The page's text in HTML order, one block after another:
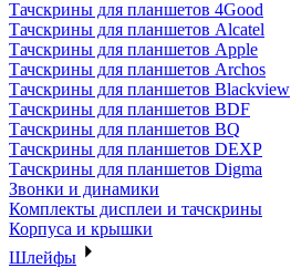
Тачскрины для планшетов 4Good
Тачскрины для планшетов Alcatel
Тачскрины для планшетов Apple
Тачскрины для планшетов Archos
Тачскрины для планшетов Blackview
Тачскрины для планшетов BDF
Тачскрины для планшетов BQ
Тачскрины для планшетов DEXP
Тачскрины для планшетов Digma
Звонки и динамики
Комплекты дисплеи и тачскрины
Корпуса и крышки
Шлейфы